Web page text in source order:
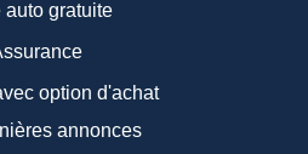
auto gratuite
option d'achat
annonces